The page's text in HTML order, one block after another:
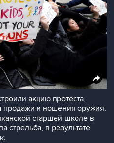
акцию протеста,
продажи и ношения оружия.
старшей школе в
стрельба, в результате